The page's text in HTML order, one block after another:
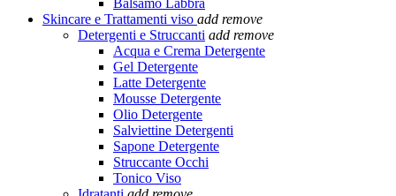
Balsamo Labbra
Skincare e Trattamenti viso add remove
Detergenti e Struccanti add remove
Acqua e Crema Detergente
Gel Detergente
Latte Detergente
Mousse Detergente
Olio Detergente
Salviettine Detergenti
Sapone Detergente
Struccante Occhi
Tonico Viso